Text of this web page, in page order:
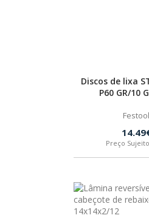
Discos de lixa
P60 GR/10
Festool
Preço